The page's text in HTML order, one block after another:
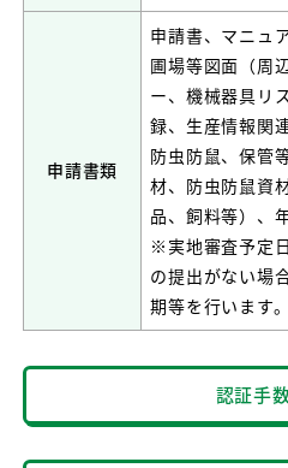
申請書類
申請書、マニュ
圃場等図面（周
ー、機械器具リ
録、生産情報関
防虫防鼠、保管
材、防虫防鼠資
品、飼料等）、
※実地審査予定
の提出がない場
期等を行います。
認証手